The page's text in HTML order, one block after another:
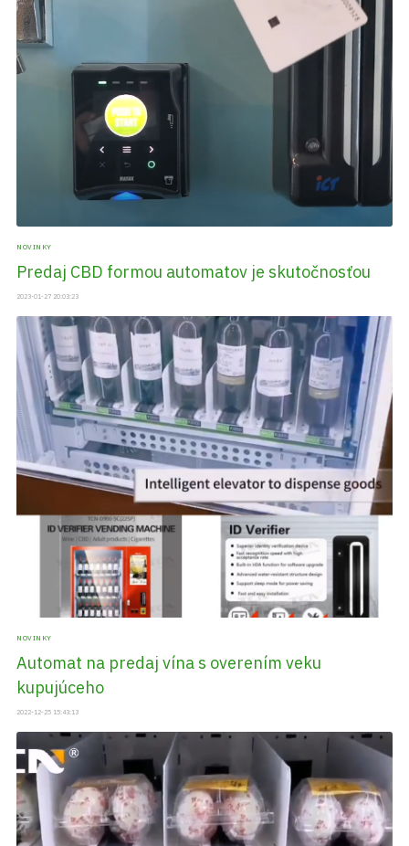
NOVINKY
Predaj CBD formou automatov je skutočnosťou
2023-01-27 20:03:23
NOVINKY
Automat na predaj vína s overením veku
kupujúceho
2022-12-25 15:43:13